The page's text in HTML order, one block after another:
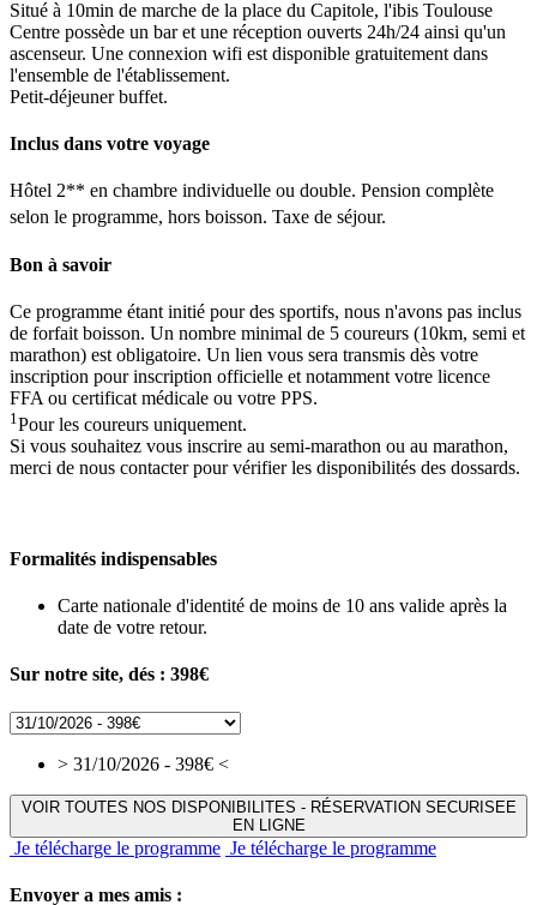
Situé à 10min de marche de la place du Capitole, l'ibis Toulouse
Centre possède un bar et une réception ouverts 24h/24 ainsi qu'un
ascenseur. Une connexion wifi est disponible gratuitement dans
l'ensemble de l'établissement.
Petit-déjeuner buffet.
Inclus dans votre voyage
Hôtel 2** en chambre individuelle ou double. Pension complète
selon le programme, hors boisson. Taxe de séjour.
Bon à savoir
Ce programme étant initié pour des sportifs, nous n'avons pas inclus
de forfait boisson. Un nombre minimal de 5 coureurs (10km, semi et
marathon) est obligatoire. Un lien vous sera transmis dès votre
inscription pour inscription officielle et notamment votre licence
FFA ou certificat médicale ou votre PPS.
1Pour les coureurs uniquement.
Si vous souhaitez vous inscrire au semi-marathon ou au marathon,
merci de nous contacter pour vérifier les disponibilités des dossards.
Formalités indispensables
Carte nationale d'identité de moins de 10 ans valide après la
date de votre retour.
Sur notre site, dés : 398€
> 31/10/2026 - 398€ <
VOIR TOUTES NOS DISPONIBILITES - RÉSERVATION SECURISEE
EN LIGNE
Je télécharge le programme Je télécharge le programme
Envoyer a mes amis :